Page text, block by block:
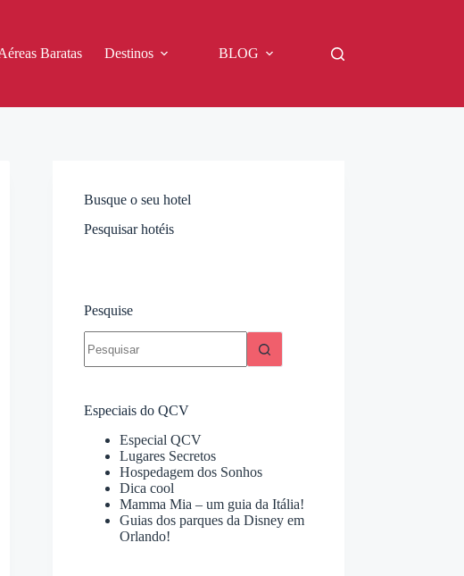
Baratas Destinos BLOG
Busque o seu hotel
Pesquisar hotéis
Pesquise
resultados
Especiais do QCV
Especial QCV
Lugares Secretos
Hospedagem dos Sonhos
Dica cool
Mamma Mia – um guia da Itália!
Guias dos parques da Disney em
Orlando!